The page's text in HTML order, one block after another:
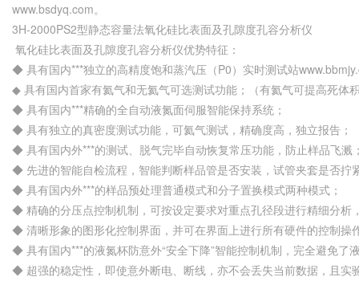
www.bsdyq.com。
3H-2000PS2型静态容量法氧化硅比表面及孔隙度孔容分析仪
氧化硅比表面及孔隙度孔容分析仪优势特征：
◆ 具有国内***独立的高精度饱和蒸汽压（P0）实时测试站
◆ 具有国内首家有氦气和无氦气可选测试功能；（有氦气可提高死体
◆ 具有国内***精确的全自动液氮面伺服智能保持系统；
◆ 具有独立的真密度测试功能，可氦气测试，精确度高，独立报告；
◆ 具有国内外***的测试、脱气完毕自动恢复常压功能，防止样品飞溅
◆ 先进的智能自检流程，智能判断样品管是否安装，试管夹套是否拧
◆ 具有国内外***的样品预处理普通模式和分子置换模式两种模式；
◆ 精确的分压点控制机制，可按设定要求对重点孔径段进行精细分析
◆ 清晰形象的图形化控制界面，并可在界面上进行所有硬件的控制操
◆ 具有国内***的液氮杯防意外“安全下降”智能控制机制，完全避免了
◆ 超强的稳定性，即使意外断电、断线，亦不会丢失当前数据，且实